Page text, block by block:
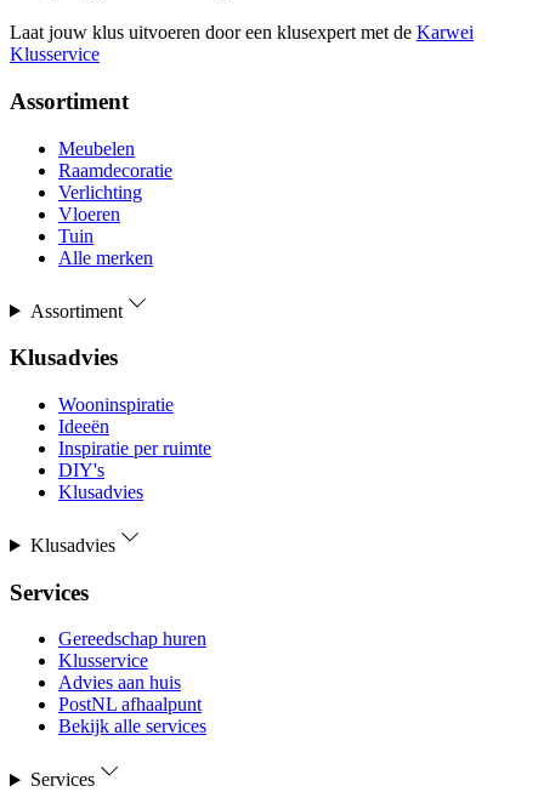
Laat jouw klus uitvoeren door een klusexpert met de Karwei
Klusservice
Assortiment
Meubelen
Raamdecoratie
Verlichting
Vloeren
Tuin
Alle merken
Assortiment
Klusadvies
Wooninspiratie
Ideeën
Inspiratie per ruimte
DIY's
Klusadvies
Klusadvies
Services
Gereedschap huren
Klusservice
Advies aan huis
PostNL afhaalpunt
Bekijk alle services
Services